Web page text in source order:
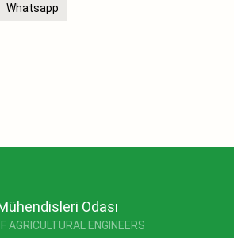
Whatsapp
Odası
AGRICULTURAL ENGINEERS